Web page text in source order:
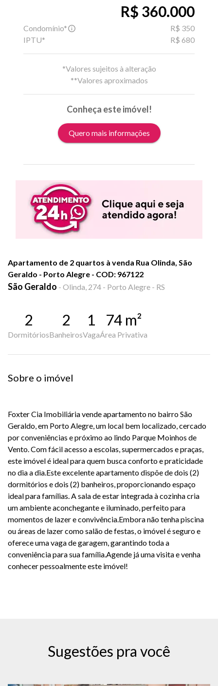
R$ 360.000
Condomínio*
R$ 350
IPTU*
R$ 680
*Valores sujeitos à alteração
**Valores aproximados
Conheça este imóvel!
Quero mais informações
Apartamento de 2 quartos à venda Rua Olinda, São
Geraldo - Porto Alegre - COD: 967122
São Geraldo - Olinda, 274 - Porto Alegre - RS
2
Dormitórios
2
Banheiros
1
Vaga
74 m²
Área Privativa
Sobre o imóvel
Foxter Cia Imobiliária vende apartamento no bairro São
Geraldo, em Porto Alegre, um local bem localizado, cercado
por conveniências e próximo ao lindo Parque Moinhos de
Vento. Com fácil acesso a escolas, supermercados e praças,
este imóvel é ideal para quem busca conforto e praticidade
no dia a dia.Este excelente apartamento dispõe de dois (2)
dormitórios e dois (2) banheiros, proporcionando espaço
ideal para famílias. A sala de estar integrada à cozinha cria
um ambiente aconchegante e iluminado, perfeito para
momentos de lazer e convivência.Embora não tenha piscina
ou áreas de lazer como salão de festas, o imóvel é seguro e
oferece uma vaga de garagem, garantindo toda a
conveniência para sua família.Agende já uma visita e venha
conhecer pessoalmente este imóvel!
Sugestões pra você